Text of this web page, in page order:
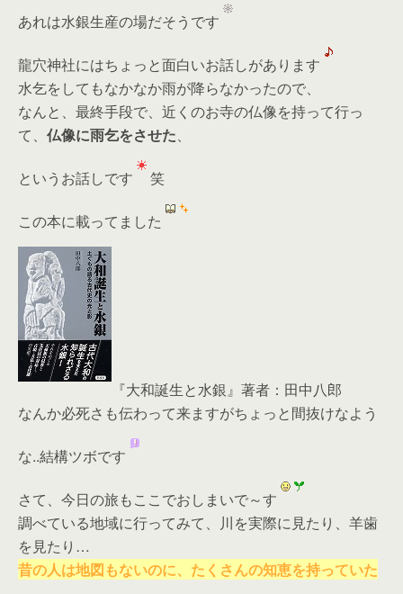
あれは水銀生産の場だそうです
龍穴神社にはちょっと面白いお話しがあります
水乞をしてもなかなか雨が降らなかったので、
なんと、最終手段で、近くのお寺の仏像を持って行っ
て、 仏像に雨乞をさせた、
というお話しです 笑
この本に載ってました
『大和誕生と水銀』著者：田中八郎
なんか必死さも伝わって来ますがちょっと間抜けなよう
な..結構ツボです
さて、今日の旅もここでおしまいで～す
調べている地域に行ってみて、川を実際に見たり、羊歯
を見たり…
昔の人は地図もないのに、たくさんの知恵を持っていた